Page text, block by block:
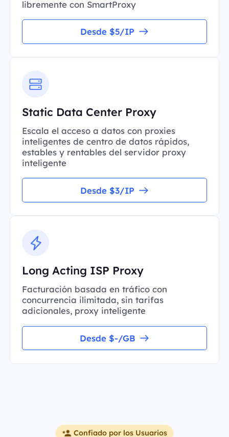
libremente con SmartProxy
Desde $5/IP
Static Data Center Proxy
Escala el acceso a datos con proxies
inteligentes de centro de datos rápidos,
estables y rentables del servidor proxy
inteligente
Desde $3/IP
Long Acting ISP Proxy
Facturación basada en tráfico con
concurrencia ilimitada, sin tarifas
adicionales, proxy inteligente
Desde $-/GB
Confiado por los Usuarios